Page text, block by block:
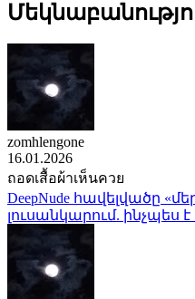
zomhlengone
16.01.2026
ถอดเสื้อผ้าเห็นควย
DeepNude հավելվածը
լուսանկարում. ինչպես